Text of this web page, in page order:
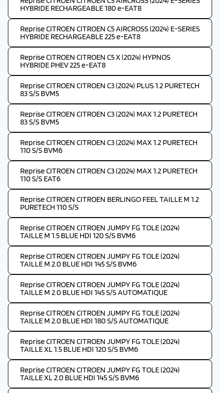
HYBRIDE RECHARGEABLE 180 e-EAT8
Reprise CITROEN CITROEN C5 AIRCROSS (2024) E-SERIES
HYBRIDE RECHARGEABLE 225 e-EAT8
Reprise CITROEN CITROEN C5 X (2024) HYPNOS
HYBRIDE PHEV 225 e-EAT8
Reprise CITROEN CITROEN C3 (2024) PLUS 1.2 PURETECH
83 S/S BVM5
Reprise CITROEN CITROEN C3 (2024) MAX 1.2 PURETECH
83 S/S BVM5
Reprise CITROEN CITROEN C3 (2024) MAX 1.2 PURETECH
110 S/S BVM6
Reprise CITROEN CITROEN C3 (2024) MAX 1.2 PURETECH
110 S/S EAT6
Reprise CITROEN CITROEN BERLINGO FEEL TAILLE M 1.2
PURETECH 110 S/S
Reprise CITROEN CITROEN JUMPY FG TOLE (2024)
TAILLE M 1.5 BLUE HDI 120 S/S BVM6
Reprise CITROEN CITROEN JUMPY FG TOLE (2024)
TAILLE M 2.0 BLUE HDI 145 S/S BVM6
Reprise CITROEN CITROEN JUMPY FG TOLE (2024)
TAILLE M 2.0 BLUE HDI 145 S/S AUTOMATIQUE
Reprise CITROEN CITROEN JUMPY FG TOLE (2024)
TAILLE M 2.0 BLUE HDI 180 S/S AUTOMATIQUE
Reprise CITROEN CITROEN JUMPY FG TOLE (2024)
TAILLE XL 1.5 BLUE HDI 120 S/S BVM6
Reprise CITROEN CITROEN JUMPY FG TOLE (2024)
TAILLE XL 2.0 BLUE HDI 145 S/S BVM6